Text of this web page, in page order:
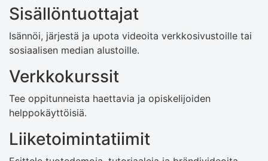
Sisällöntuottajat
Isännöi, järjestä ja upota videoita verkkosivustoille tai
sosiaalisen median alustoille.
Verkkokurssit
Tee oppitunneista haettavia ja opiskelijoiden
helppokäyttöisiä.
Liiketoimintatiimit